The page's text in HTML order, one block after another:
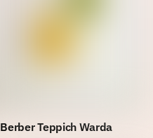
Berber Teppich Warda